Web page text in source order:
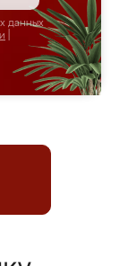
данных